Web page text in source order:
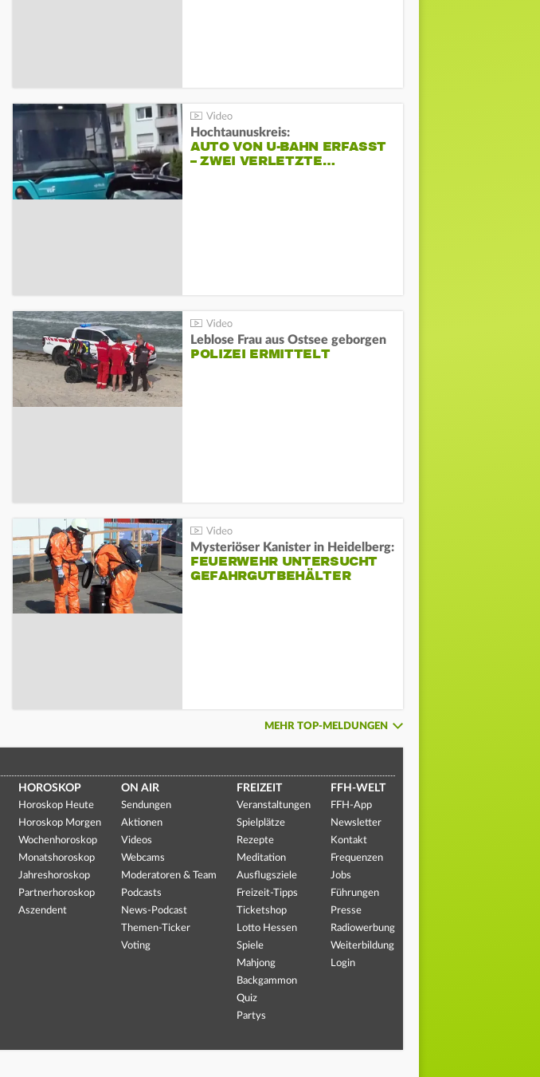
Hochtaunuskreis:
AUTO VON U-BAHN ERFASST
– ZWEI VERLETZTE…
Leblose Frau aus Ostsee geborgen
POLIZEI ERMITTELT
Mysteriöser Kanister in Heidelberg:
FEUERWEHR UNTERSUCHT
GEFAHRGUTBEHÄLTER
MEHR TOP-MELDUNGEN
HOROSKOP
Horoskop Heute
Horoskop Morgen
Wochenhoroskop
Monatshoroskop
Jahreshoroskop
Partnerhoroskop
Aszendent
ON AIR
Sendungen
Aktionen
Videos
Webcams
Moderatoren & Team
Podcasts
News-Podcast
Themen-Ticker
Voting
FREIZEIT
Veranstaltungen
Spielplätze
Rezepte
Meditation
Ausflugsziele
Freizeit-Tipps
Ticketshop
Lotto Hessen
Spiele
Mahjong
Backgammon
Quiz
Partys
FFH-WELT
FFH-App
Newsletter
Kontakt
Frequenzen
Jobs
Führungen
Presse
Radiowerbung
Weiterbildung
Login